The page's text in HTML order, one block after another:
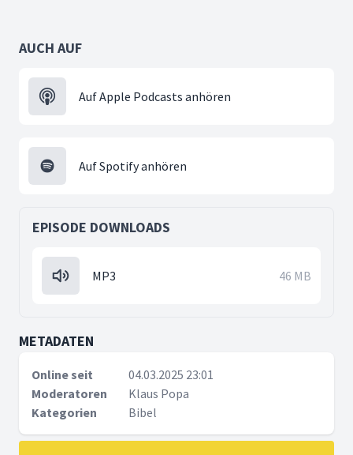
AUCH AUF
Auf Apple Podcasts anhören
Auf Spotify anhören
EPISODE DOWNLOADS
MP3 46 MB
METADATEN
Online seit
04.03.2025 23:01
Moderatoren
Klaus Popa
Kategorien
Bibel